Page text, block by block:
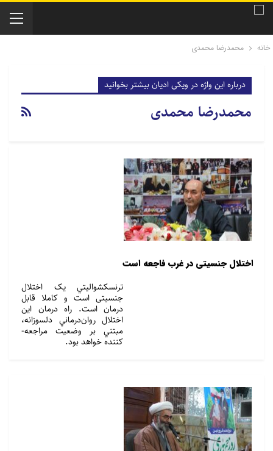
خانه محمدرضا محمدی
درباره این واژه در ویکی ادیان بیشتر بخوانید
محمدرضا محمدی
اختلال جنسيتی در غرب فاجعه است
ترنسکشواليتي يک اختلال
جنسيتی است و کاملا قابل
درمان است. راه درمان اين
اختلال روان­‌درماني دلسوزانه،
مبتني بر وضعيت مراجعه­
کننده خواهد بود.